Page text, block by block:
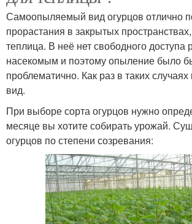
Самоопыляемый вид огурцов отлично
прорастания в закрытых пространствах,
теплица. В неё нет свободного доступа
насекомым и поэтому опыление было
проблематично. Как раз в таких
вид.
При выборе сорта огурцов нужно
месяце вы хотите собирать урожай.
огурцов по степени созревания: